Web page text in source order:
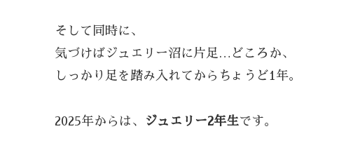
そして同時に、
気づけばジュエリー沼に片足…どころか、
しっかり足を踏み入れてからちょうど1年。
2025年からは、 ジュエリー2年生です。